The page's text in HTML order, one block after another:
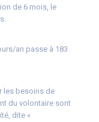
de 6 mois, le
an passe à 183
les besoins de
du volontaire sont
dite «